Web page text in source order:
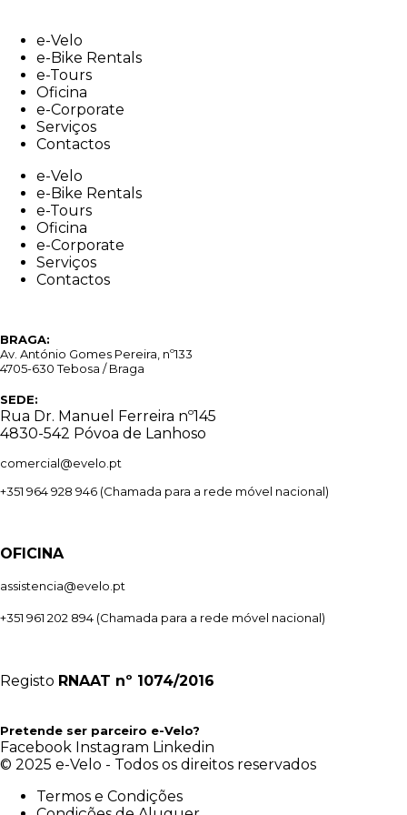
contente-Velo
e-Bike Rentals
e-Tours
Oficina
e-Corporate
Serviços
Contactos
e-Velo
e-Bike Rentals
e-Tours
Oficina
e-Corporate
Serviços
Contactos
BRAGA:
Av. António Gomes Pereira, nº133
4705-630 Tebosa / Braga
SEDE:
Rua Dr. Manuel Ferreira nº145
4830-542 Póvoa de Lanhoso
comercial@evelo.pt
+351 964 928 946 (Chamada para a rede móvel nacional)
OFICINA
assistencia@evelo.pt
+351 961 202 894 (Chamada para a rede móvel nacional)
Registo RNAAT nº 1074/2016
Pretende ser parceiro e-Velo?
Facebook Instagram Linkedin
© 2025 e-Velo - Todos os direitos reservados
Termos e Condições